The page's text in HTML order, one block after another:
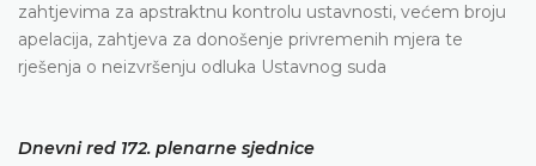
zahtjevima za apstraktnu kontrolu ustavnosti, većem broju
apelacija, zahtjeva za donošenje privremenih mjera te
rješenja o neizvršenju odluka Ustavnog suda
Dnevni red 172. plenarne sjednice